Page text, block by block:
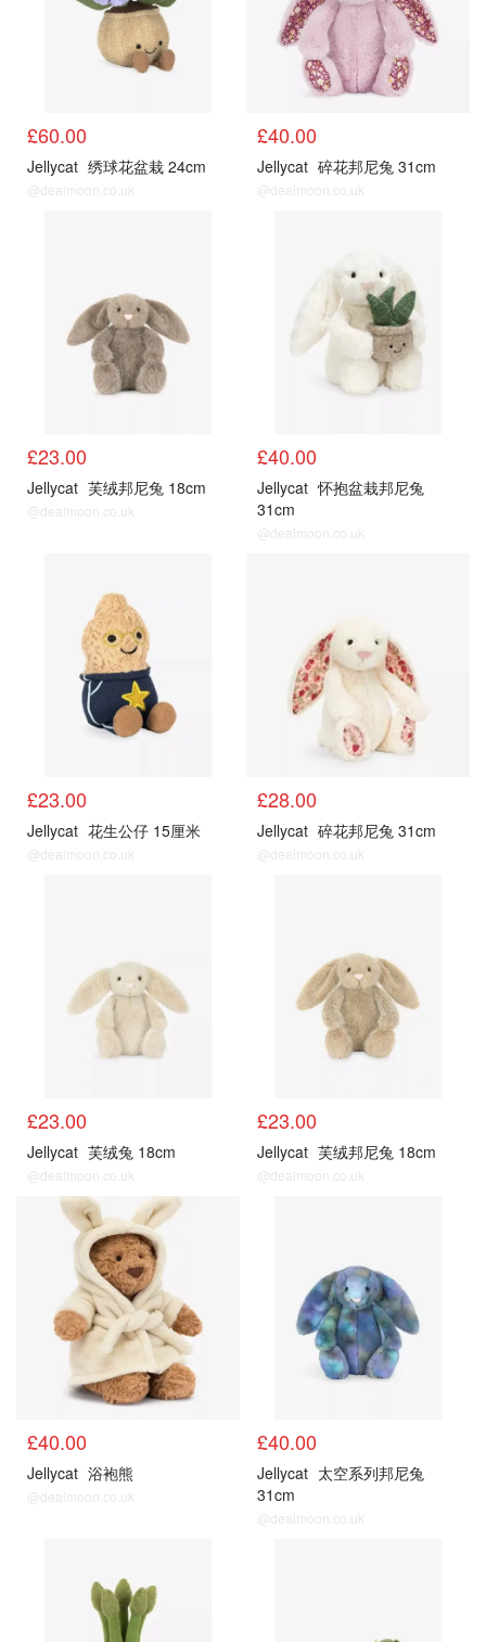
£60.00
Jellycat 绣球花盆栽 24cm
@dealmoon.co.uk
£40.00
Jellycat 碎花邦尼兔 31cm
@dealmoon.co.uk
£23.00
Jellycat 芙绒邦尼兔 18cm
@dealmoon.co.uk
£40.00
Jellycat 怀抱盆栽邦尼兔
31cm
@dealmoon.co.uk
£23.00
Jellycat 花生公仔 15厘米
@dealmoon.co.uk
£28.00
Jellycat 碎花邦尼兔 31cm
@dealmoon.co.uk
£23.00
Jellycat 芙绒兔 18cm
@dealmoon.co.uk
£23.00
Jellycat 芙绒邦尼兔 18cm
@dealmoon.co.uk
£40.00
Jellycat 浴袍熊
@dealmoon.co.uk
£40.00
Jellycat 太空系列邦尼兔
31cm
@dealmoon.co.uk